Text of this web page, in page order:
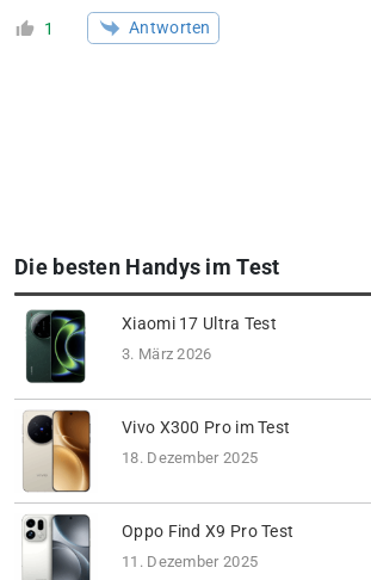
1 Antworten
Die besten Handys im Test
Xiaomi 17 Ultra Test
3. März 2026
Vivo X300 Pro im Test
18. Dezember 2025
Oppo Find X9 Pro Test
11. Dezember 2025